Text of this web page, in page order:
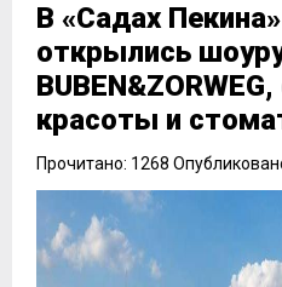
В «Садах Пекина»
открылись
красоты и
Прочитано: 1268